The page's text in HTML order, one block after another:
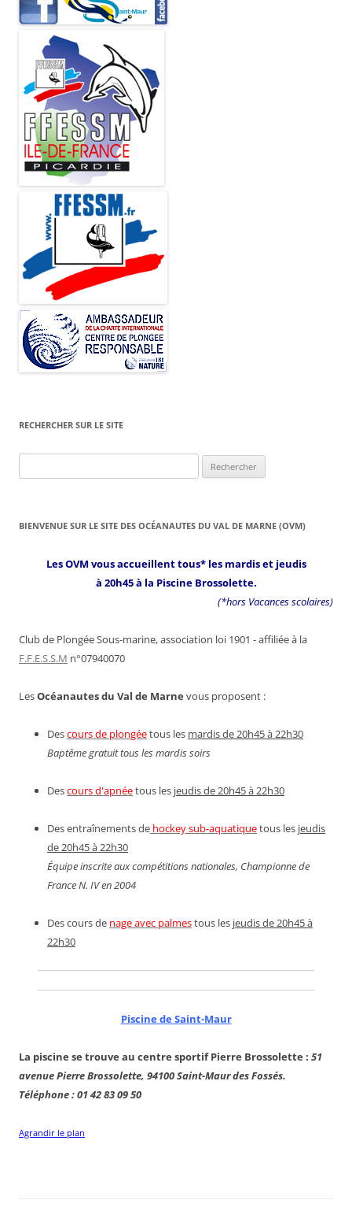
RECHERCHER SUR LE SITE
BIENVENUE SUR LE SITE DES OCÉANAUTES DU VAL DE MARNE (OVM)
Les OVM vous accueillent tous* les mardis et jeudis
à 20h45 à la Piscine Brossolette.
(*hors Vacances scolaires)
Club de Plongée Sous-marine, association loi 1901 - affiliée à la
F.F.E.S.S.M n°07940070
LesOcéanautes du Val de Marne vous proposent :
Descours de plongéetous les mardis de 20h45 à 22h30
Baptême gratuit tous les mardis soirs
Descours d'apnéetous les jeudis de 20h45 à 22h30
Des entraînements de hockey sub-aquatiquetous les jeudis
de 20h45 à 22h30
Équipe inscrite aux compétitions nationales, Championne de
France N. IV en 2004
Des cours de nage avec palmestous les jeudis de 20h45 à
22h30
Piscine de Saint-Maur
La piscine se trouve au centre sportif Pierre Brossolette : 51
avenue Pierre Brossolette, 94100 Saint-Maur des Fossés.
Téléphone : 01 42 83 09 50
Agrandir le plan